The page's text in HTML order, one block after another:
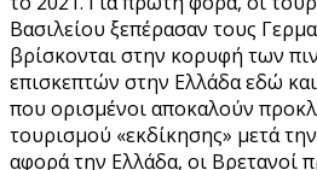
Βασιλείου ξεπέρασαν τους
βρίσκονται στην κορυφή των
επισκεπτών στην Ελλάδα εδώ
που ορισμένοι αποκαλούν
τουρισμού «εκδίκησης» μετά
αφορά την Ελλάδα, οι Βρετανοί